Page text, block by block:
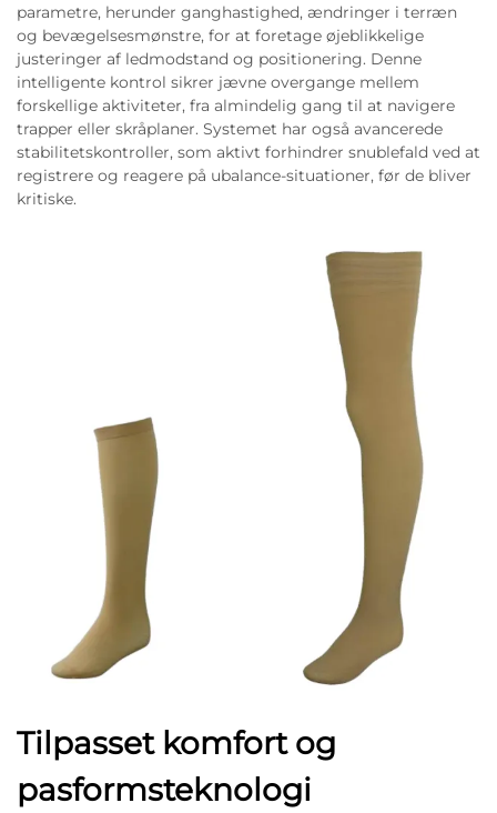
parametre, herunder ganghastighed, ændringer i terræn
og bevægelsesmønstre, for at foretage øjeblikkelige
justeringer af ledmodstand og positionering. Denne
intelligente kontrol sikrer jævne overgange mellem
forskellige aktiviteter, fra almindelig gang til at navigere
trapper eller skråplaner. Systemet har også avancerede
stabilitetskontroller, som aktivt forhindrer snublefald ved at
registrere og reagere på ubalance-situationer, før de bliver
kritiske.
Tilpasset komfort og
pasformsteknologi